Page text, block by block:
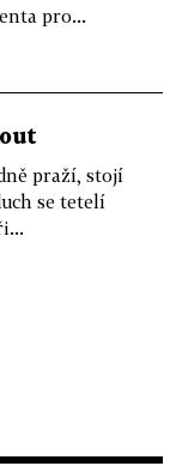
pro...
praží, stojí
se tetelí